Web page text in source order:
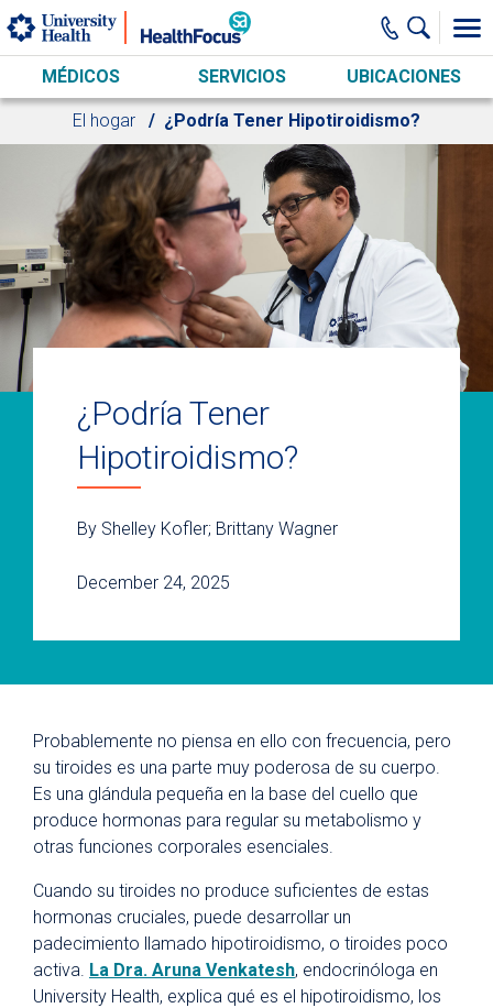
Skip to main content
MÉDICOS SERVICIOS UBICACIONES
El hogar ¿Podría Tener Hipotiroidismo?
¿Podría Tener
Hipotiroidismo?
By Shelley Kofler; Brittany Wagner
December 24, 2025
Probablemente no piensa en ello con frecuencia, pero
su tiroides es una parte muy poderosa de su cuerpo.
Es una glándula pequeña en la base del cuello que
produce hormonas para regular su metabolismo y
otras funciones corporales esenciales.
Cuando su tiroides no produce suficientes de estas
hormonas cruciales, puede desarrollar un
padecimiento llamado hipotiroidismo, o tiroides poco
activa. La Dra. Aruna Venkatesh, endocrinóloga en
University Health, explica qué es el hipotiroidismo, los